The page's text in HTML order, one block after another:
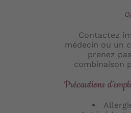
Contactez
médecin ou un
prenez
combinaison
Précautions